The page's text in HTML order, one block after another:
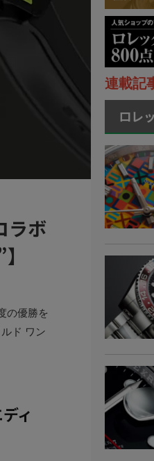
ラボ
の優勝を
ド ワン
ィ
連載記
ロレ